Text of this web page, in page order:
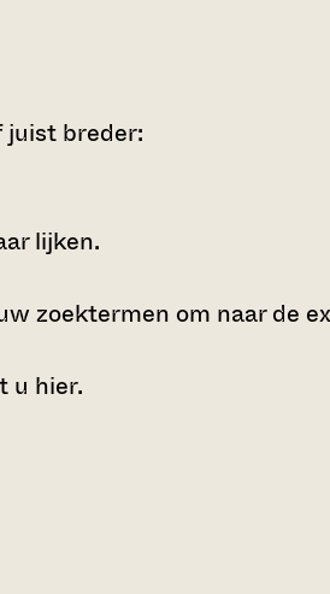
juist breder:
lijken.
zoektermen om naar de
u hier.